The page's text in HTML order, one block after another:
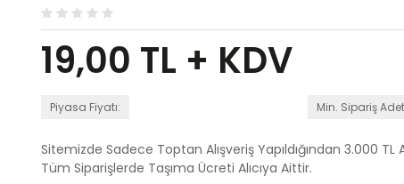
19,00 TL + KDV
Piyasa Fiyatı: Min. Sipariş
Sitemizde Sadece Toptan Alışveriş Yapıldığından 3.000
Tüm Siparişlerde Taşıma Ücreti Alıcıya Aittir.